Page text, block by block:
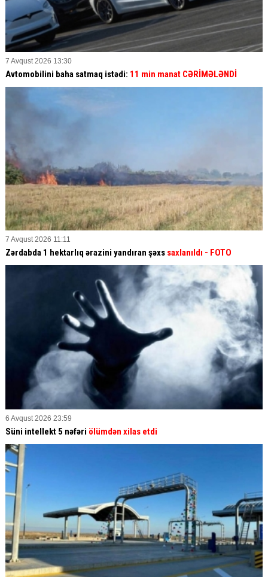
7 Avqust 2026 13:30
Avtomobilini baha satmaq istədi: 11 min manat CƏRİMƏLƏNDİ
7 Avqust 2026 11:11
Zərdabda 1 hektarlıq ərazini yandıran şəxs saxlanıldı - FOTO
6 Avqust 2026 23:59
Süni intellekt 5 nəfəri ölümdən xilas etdi